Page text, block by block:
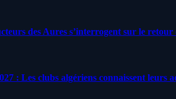
des Aures s’interrogent sur le
: Les clubs algériens connaissent leurs